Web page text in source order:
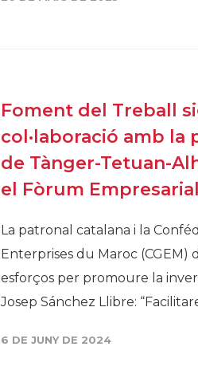
Foment del Treball
col·laboració amb la
de Tànger-Tetuan-
el Fòrum
La patronal catalana i la
Enterprises du Maroc (CGEM)
esforços per promoure la
Josep Sánchez Llibre:
6 DE JUNY DE 2024